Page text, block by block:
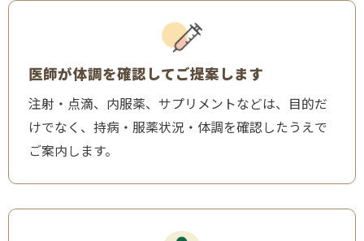
医師が体調を確認してご提案します
注射・点滴、内服薬、サプリメントなどは、目的だ
けでなく、持病・服薬状況・体調を確認したうえで
ご案内します。